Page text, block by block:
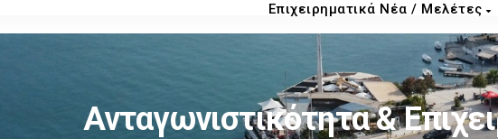
Επιχειρηματικά Νέα / Μελέτες
Ανταγωνιστικότητα &